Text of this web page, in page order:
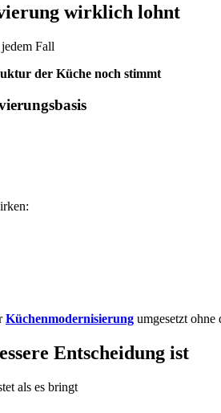
wirklich lohnt
Fall
der Küche noch stimmt
Küchenmodernisierung umgesetzt ohne
Entscheidung ist
als es bringt